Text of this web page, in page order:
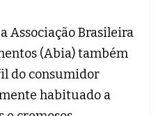
Associação Brasileira
(Abia) também
do consumidor
habituado a